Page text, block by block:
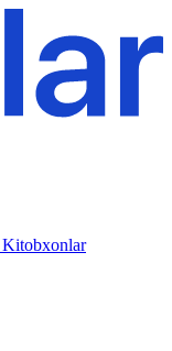
Kitobxonlar